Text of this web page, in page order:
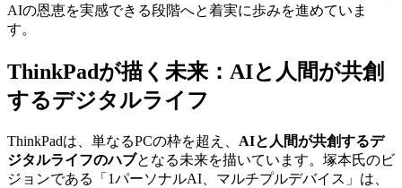
AIの恩恵を実感できる段階へと着実に歩みを進めていま
す。
ThinkPadが描く未来：AIと人間が共創
するデジタルライフ
ThinkPadは、単なるPCの枠を超え、 AIと人間が共創するデ
ジタルライフのハブとなる未来を描いています。塚本氏のビ
ジョンである「1パーソナルAI、マルチプルデバイス」は、